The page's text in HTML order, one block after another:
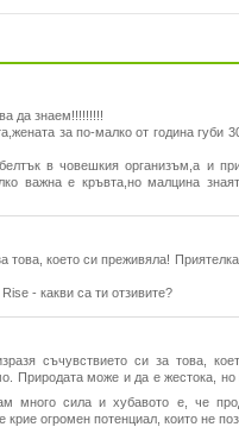
да знаем!!!!!!!!!
за по-малко от година губи
в човешкия организъм,а и
важна е кръвта,но малцина
това, което си преживяла!
- какви са ти отзивите?
съчувствието си за това,
Природата може и да е жестока, но
много сила и хубавото е, че
крие огромен потенциал, които не